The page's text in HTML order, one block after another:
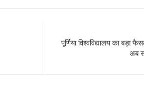
पूर्णिया विश्वविद्यालय का
अब